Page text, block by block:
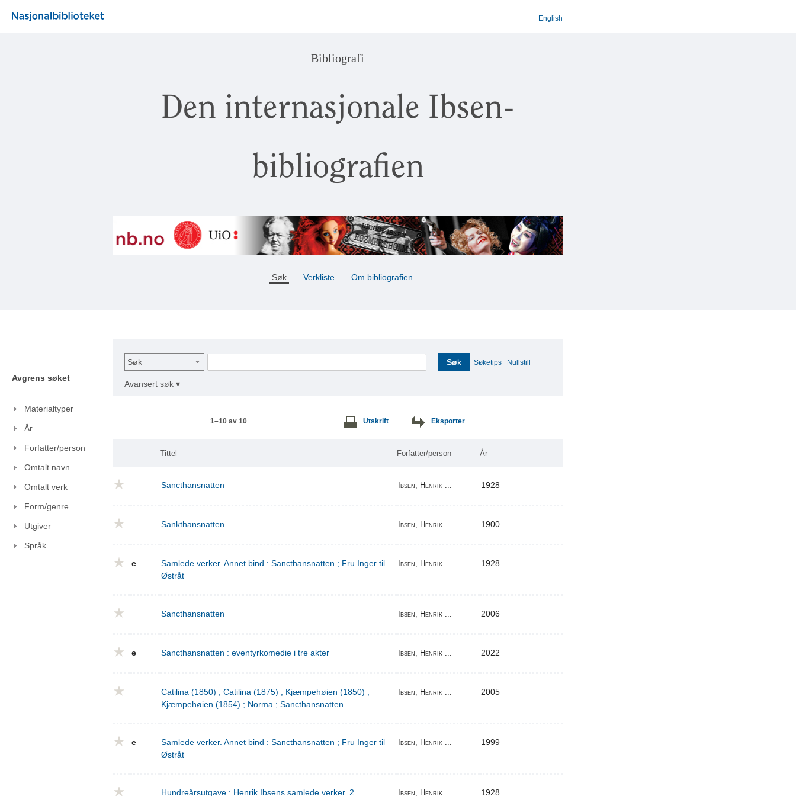
English
Bibliografi
Den internasjonale Ibsen-
bibliografien
Søk Verkliste Om bibliografien
Avgrens søket
Materialtyper
År
Forfatter/person
Omtalt navn
Omtalt verk
Form/genre
Utgiver
Språk
Søk Søk Søketips Nullstill
Avansert søk ▾
1–10 av 10 Utskrift Eksporter
Tittel Forfatter/person År
Sancthansnatten Ibsen, Henrik ... 1928
Sankthansnatten Ibsen, Henrik 1900
e
Samlede verker. Annet bind : Sancthansnatten ; Fru Inger til
Østråt
Ibsen, Henrik ... 1928
Sancthansnatten Ibsen, Henrik ... 2006
e Sancthansnatten : eventyrkomedie i tre akter Ibsen, Henrik ... 2022
Catilina (1850) ; Catilina (1875) ; Kjæmpehøien (1850) ;
Kjæmpehøien (1854) ; Norma ; Sancthansnatten
Ibsen, Henrik ... 2005
e
Samlede verker. Annet bind : Sancthansnatten ; Fru Inger til
Østråt
Ibsen, Henrik ... 1999
Hundreårsutgave : Henrik Ibsens samlede verker. 2 Ibsen, Henrik ... 1928